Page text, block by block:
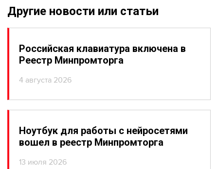
Другие новости или статьи
Российская клавиатура включена в
Реестр Минпромторга
4 августа 2026
Ноутбук для работы с нейросетями
вошел в реестр Минпромторга
13 июля 2026